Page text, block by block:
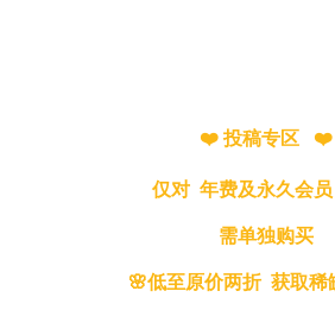
❤️ 投稿专区 ❤️
仅对 年费及永久会
需单独购买
🌸低至原价两折 获取稀